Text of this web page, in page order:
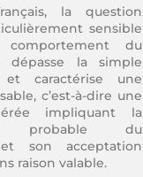
la question
sensible
du
dépasse la simple
et caractérise une
c’est-à-dire une
impliquant la
probable du
son acceptation
raison valable.